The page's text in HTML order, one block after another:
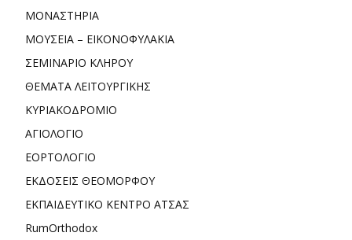
ΜΟΝΑΣΤΗΡΙΑ
ΜΟΥΣΕΙΑ – ΕΙΚΟΝΟΦΥΛΑΚΙΑ
ΣΕΜΙΝΑΡΙΟ ΚΛΗΡΟΥ
ΘΕΜΑΤΑ ΛΕΙΤΟΥΡΓΙΚΗΣ
ΚΥΡΙΑΚΟΔΡΟΜΙΟ
ΑΓΙΟΛΟΓΙΟ
ΕΟΡΤΟΛΟΓΙΟ
ΕΚΔΟΣΕΙΣ ΘΕΟΜΟΡΦΟΥ
ΕΚΠΑΙΔΕΥΤΙΚΟ ΚΕΝΤΡΟ ΑΤΣΑΣ
RumOrthodox